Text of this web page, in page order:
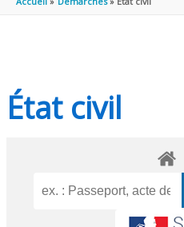
État civil